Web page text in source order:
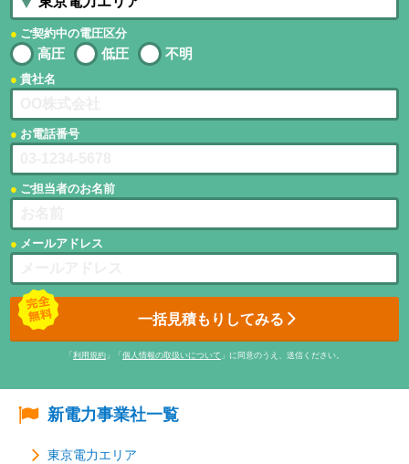
ご契約中の電圧区分
高圧 低圧 不明
貴社名
お電話番号
ご担当者のお名前
メールアドレス
一括見積もりしてみる
「 利用規約 」「 個人情報の取扱いについて 」に同意のうえ、送信ください。
新電力事業社一覧
東京電力エリア